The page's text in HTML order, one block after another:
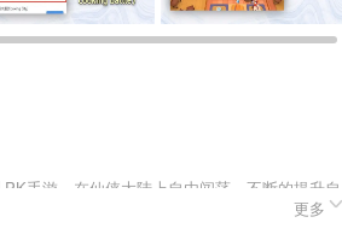
手游，在仙侠大陆上自由闯荡，不断的提升自
于自己的梦幻家园，享受神仙眷侣般的美好生
更多